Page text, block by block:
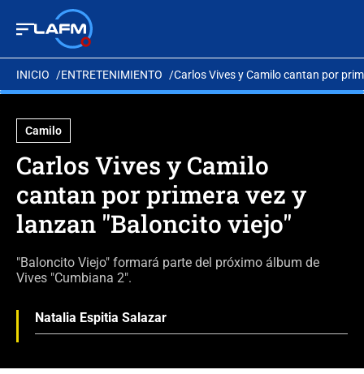
INICIO ENTRETENIMIENTO Carlos Vives y Camilo cantan por
Camilo
Carlos Vives y Camilo
cantan por primera vez y
lanzan "Baloncito viejo"
"Baloncito Viejo" formará parte del próximo álbum de
Vives "Cumbiana 2".
Natalia Espitia Salazar